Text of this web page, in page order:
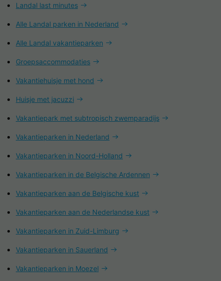
Landal last minutes
Alle Landal parken in Nederland
Alle Landal vakantieparken
Groepsaccommodaties
Vakantiehuisje met hond
Huisje met jacuzzi
Vakantiepark met subtropisch zwemparadijs
Vakantieparken in Nederland
Vakantieparken in Noord-Holland
Vakantieparken in de Belgische Ardennen
Vakantieparken aan de Belgische kust
Vakantieparken aan de Nederlandse kust
Vakantieparken in Zuid-Limburg
Vakantieparken in Sauerland
Vakantieparken in Moezel